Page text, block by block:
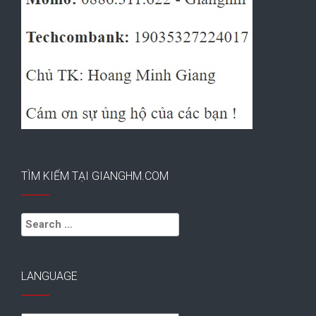
TÌM KIẾM TẠI GIANGHM.COM
Search
for:
LANGUAGE